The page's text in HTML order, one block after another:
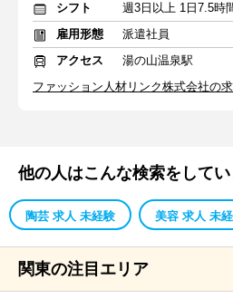
シフト
週3日以上 1日7.5時
雇用形態
派遣社員
アクセス
湯の山温泉駅
ファッション人材リンク株式会社の
他の人はこんな検索をして
陶芸 求人 未経験 美容 求人 未
関東の注目エリア